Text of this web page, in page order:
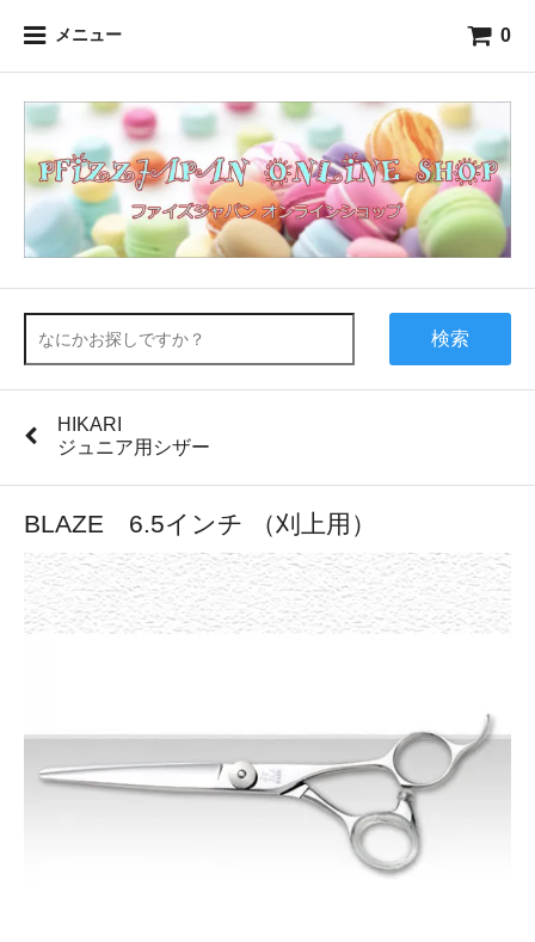
メニュー 0
検索
HIKARI
ジュニア用シザー
BLAZE 6.5インチ （刈上用）